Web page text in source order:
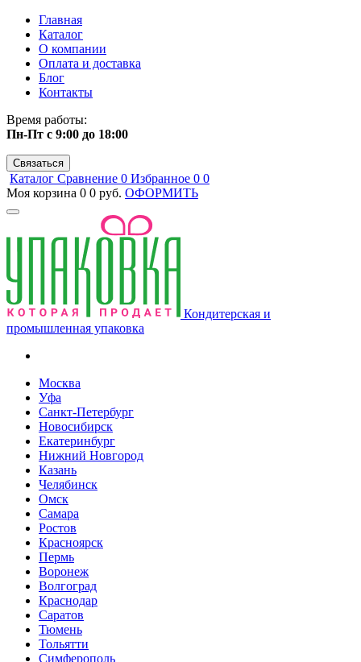
Главная
Каталог
О компании
Оплата и доставка
Блог
Контакты
Время работы:
Пн-Пт с 9:00 до 18:00
Связаться
Каталог Сравнение 0 Избранное 0 0
Моя корзина 0 0 руб. ОФОРМИТЬ
Кондитерская и
промышленная упаковка
Москва
Уфа
Санкт-Петербург
Новосибирск
Екатеринбург
Нижний Новгород
Казань
Челябинск
Омск
Самара
Ростов
Красноярск
Пермь
Воронеж
Волгоград
Краснодар
Саратов
Тюмень
Тольятти
Симферополь